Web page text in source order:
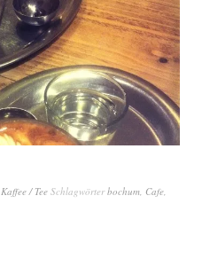
Kaffee / Tee Schlagwörterbochum, Cafe,